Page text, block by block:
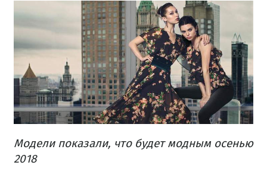
Модели показали, что будет модным осенью
2018